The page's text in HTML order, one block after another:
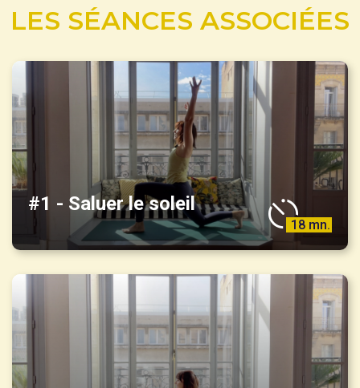
LES SÉANCES ASSOCIÉES
#1 - Saluer le soleil
18 mn.